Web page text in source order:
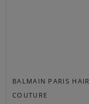
BALMAIN PARIS HAIR
COUTURE